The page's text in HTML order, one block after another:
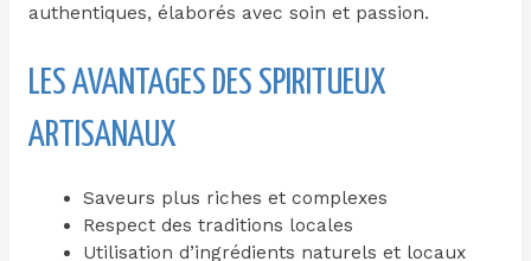
authentiques, élaborés avec soin et passion.
LES AVANTAGES DES SPIRITUEUX
ARTISANAUX
Saveurs plus riches et complexes
Respect des traditions locales
Utilisation d’ingrédients naturels et locaux